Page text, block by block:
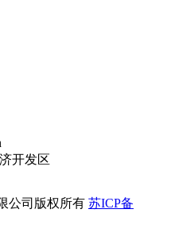
开发区
公司版权所有 苏ICP备